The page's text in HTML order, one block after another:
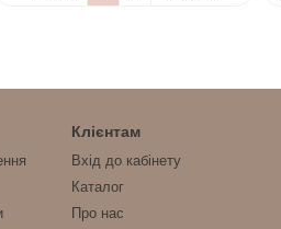
Клієнтам
Вхід до кабінету
Каталог
Про нас